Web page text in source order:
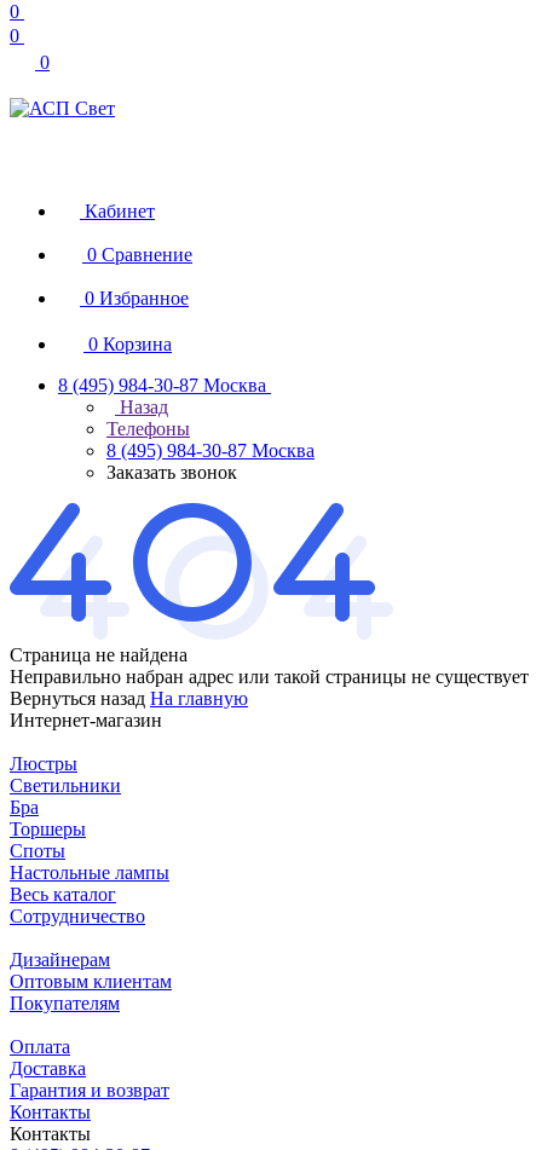
0
0
0
Кабинет
0 Сравнение
0 Избранное
0 Корзина
8 (495) 984-30-87 Москва
Назад
Телефоны
8 (495) 984-30-87 Москва
Заказать звонок
Страница не найдена
Неправильно набран адрес или такой страницы не существует
Вернуться назад На главную
Интернет-магазин
Люстры
Светильники
Бра
Торшеры
Споты
Настольные лампы
Весь каталог
Сотрудничество
Дизайнерам
Оптовым клиентам
Покупателям
Оплата
Доставка
Гарантия и возврат
Контакты
Контакты